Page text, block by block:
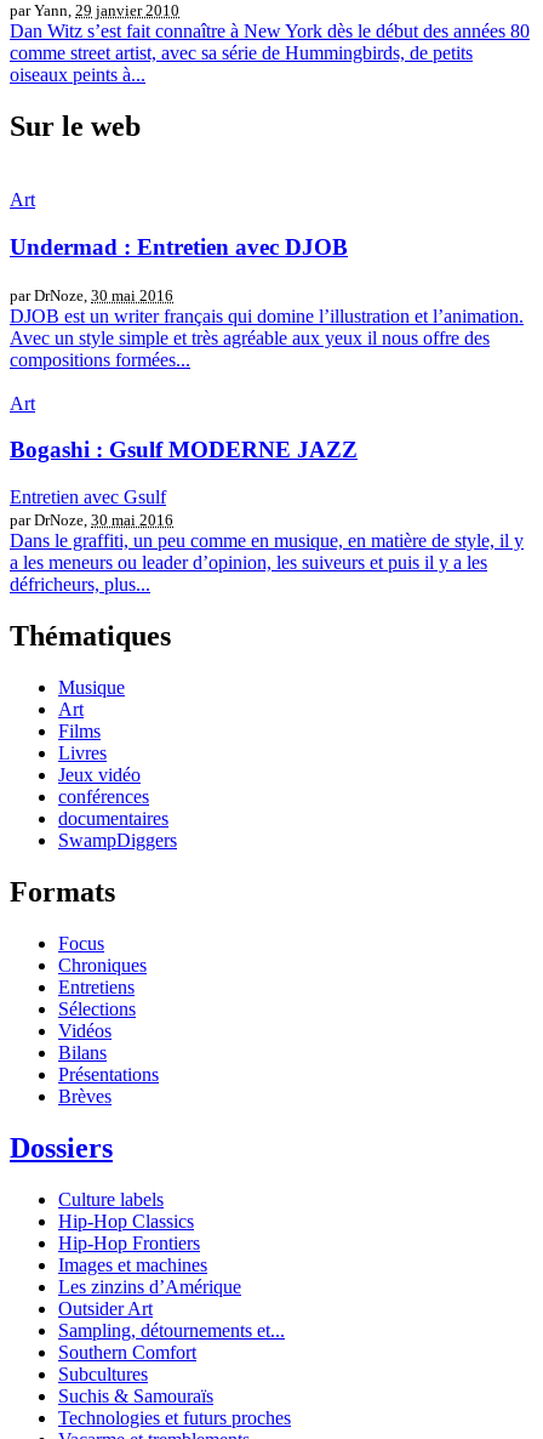
par Yann, 29 janvier 2010
Dan Witz s’est fait connaître à New York dès le début des années 80
comme street artist, avec sa série de Hummingbirds, de petits
oiseaux peints à...
Sur le web
Art
Undermad : Entretien avec DJOB
par DrNoze, 30 mai 2016
DJOB est un writer français qui domine l’illustration et l’animation.
Avec un style simple et très agréable aux yeux il nous offre des
compositions formées...
Art
Bogashi : Gsulf MODERNE JAZZ
Entretien avec Gsulf
par DrNoze, 30 mai 2016
Dans le graffiti, un peu comme en musique, en matière de style, il y
a les meneurs ou leader d’opinion, les suiveurs et puis il y a les
défricheurs, plus...
Thématiques
Musique
Art
Films
Livres
Jeux vidéo
conférences
documentaires
SwampDiggers
Formats
Focus
Chroniques
Entretiens
Sélections
Vidéos
Bilans
Présentations
Brèves
Dossiers
Culture labels
Hip-Hop Classics
Hip-Hop Frontiers
Images et machines
Les zinzins d’Amérique
Outsider Art
Sampling, détournements et...
Southern Comfort
Subcultures
Suchis & Samouraïs
Technologies et futurs proches